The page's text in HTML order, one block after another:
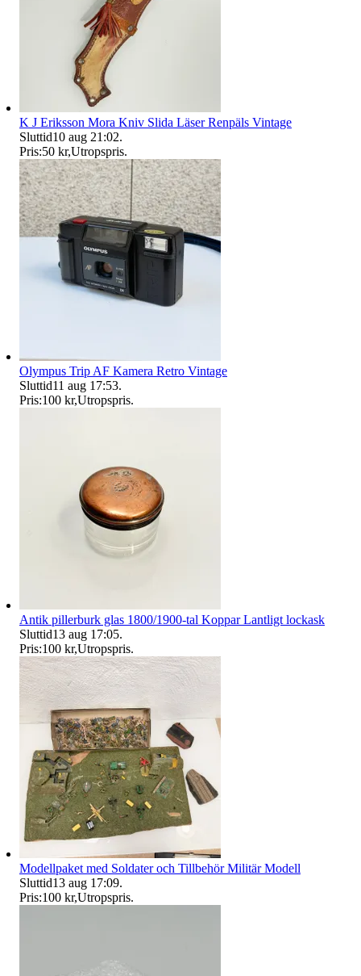
K J Eriksson Mora Kniv Slida Läser Renpäls Vintage
Sluttid10 aug 21:02.
Pris:50 kr,Utropspris.
Olympus Trip AF Kamera Retro Vintage
Sluttid11 aug 17:53.
Pris:100 kr,Utropspris.
Antik pillerburk glas 1800/1900-tal Koppar Lantligt lockask
Sluttid13 aug 17:05.
Pris:100 kr,Utropspris.
Modellpaket med Soldater och Tillbehör Militär Modell
Sluttid13 aug 17:09.
Pris:100 kr,Utropspris.